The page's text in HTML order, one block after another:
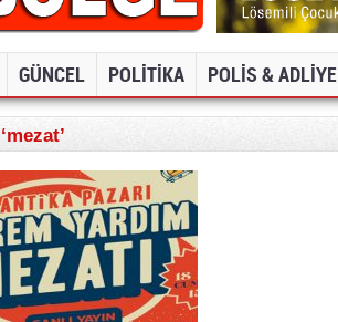
GÜNCEL POLİTİKA POLİS & ADLİYE
‘mezat’